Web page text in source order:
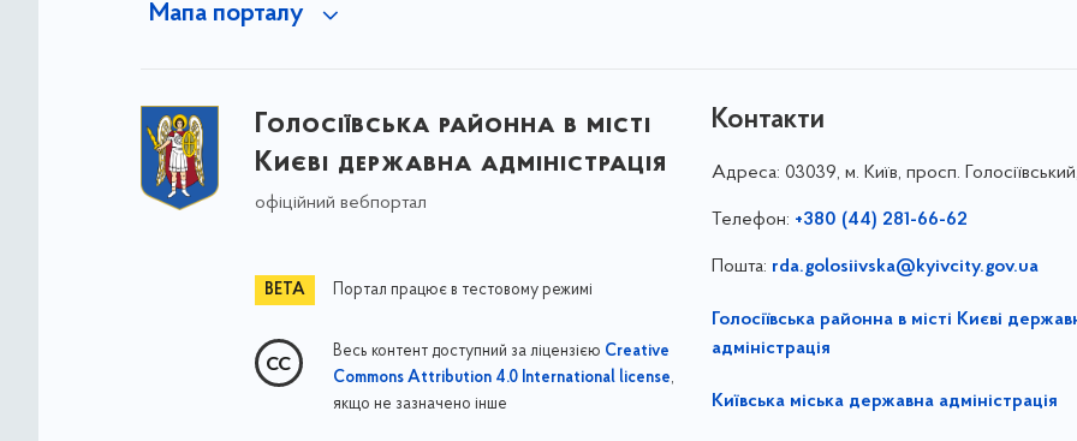
Мапа порталу
Голосіївська районна в місті
Києві державна адміністрація
офіційний вебпортал
Портал працює в тестовому режимі
Весь контент доступний за ліцензією Creative
Commons Attribution 4.0 International license,
якщо не зазначено інше
Контакти
Адреса: 03039, м. Київ, просп.
Телефон: +380 (44) 281-66-62
Пошта: rda.golosiivska@kyivcity.gov.ua
Голосіївська районна в місті Києві
адміністрація
Київська міська державна адміністрація